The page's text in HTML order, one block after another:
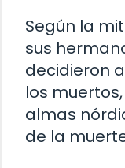
Según la
sus
decidieron
los
almas
de la